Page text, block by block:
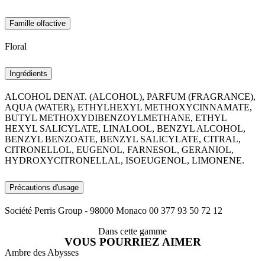
Famille olfactive
Floral
Ingrédients
ALCOHOL DENAT. (ALCOHOL), PARFUM (FRAGRANCE),
AQUA (WATER), ETHYLHEXYL METHOXYCINNAMATE,
BUTYL METHOXYDIBENZOYLMETHANE, ETHYL
HEXYL SALICYLATE, LINALOOL, BENZYL ALCOHOL,
BENZYL BENZOATE, BENZYL SALICYLATE, CITRAL,
CITRONELLOL, EUGENOL, FARNESOL, GERANIOL,
HYDROXYCITRONELLAL, ISOEUGENOL, LIMONENE.
Précautions d'usage
Société Perris Group - 98000 Monaco 00 377 93 50 72 12
Dans cette gamme
VOUS POURRIEZ AIMER
Ambre des Abysses